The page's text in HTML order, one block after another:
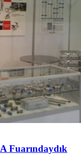
Fuarındaydık